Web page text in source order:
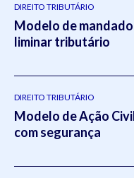
DIREITO TRIBUTÁRIO
Modelo de
liminar tributário
DIREITO TRIBUTÁRIO
Modelo de Ação
com segurança